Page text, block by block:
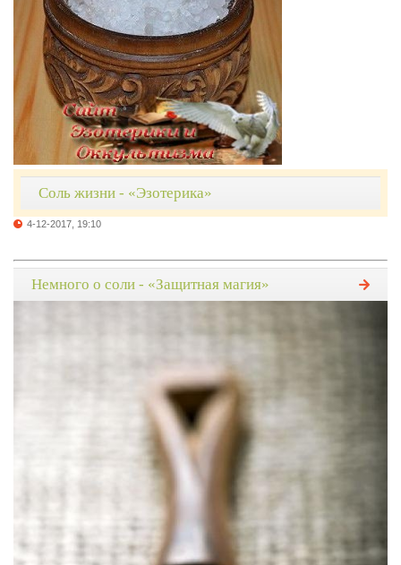
Соль жизни - «Эзотерика»
4-12-2017, 19:10
Немного о соли - «Защитная магия»